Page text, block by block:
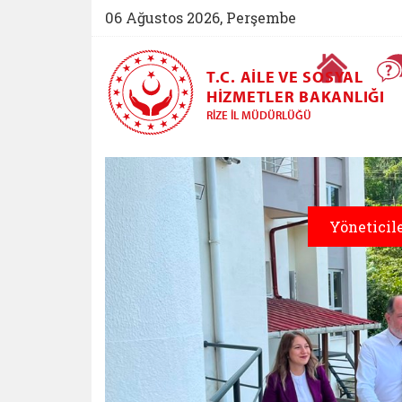
06 Ağustos 2026, Perşembe
Ana Sayfa
T.C. AILE VE SOSYAL
HIZMETLER BAKANLIĞI
RIZE İL MÜDÜRLÜĞÜ
Rize Aile ve Sosyal
Öne Çıkan Haberler Slayt